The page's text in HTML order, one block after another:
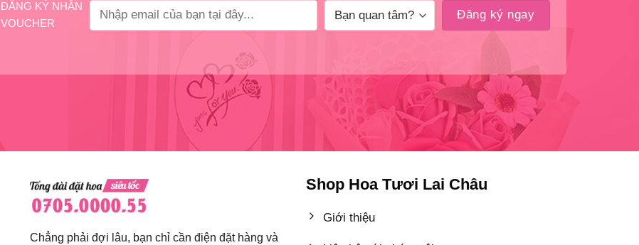
ĐĂNG KÝ NHẬN
VOUCHER
Chẳng phải đợi lâu, bạn chỉ cần điện đặt hàng và
Shop Hoa Tươi Lai Châu
Giới thiệu